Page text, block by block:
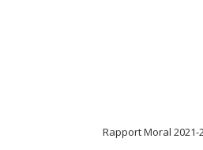
Rapport Moral 2021-